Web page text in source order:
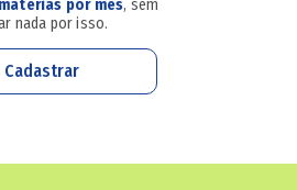
por mês, sem
nada por isso.
Cadastrar